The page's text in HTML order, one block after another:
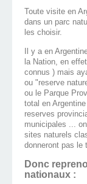
Toute visite en
dans un parc
les choisir.
Il y a en
la Nation, en
connus ) mais
ou "reserve
ou le Parque
total en
reserves
municipales ...
sites naturels
donneront pas le
Donc
nationaux :